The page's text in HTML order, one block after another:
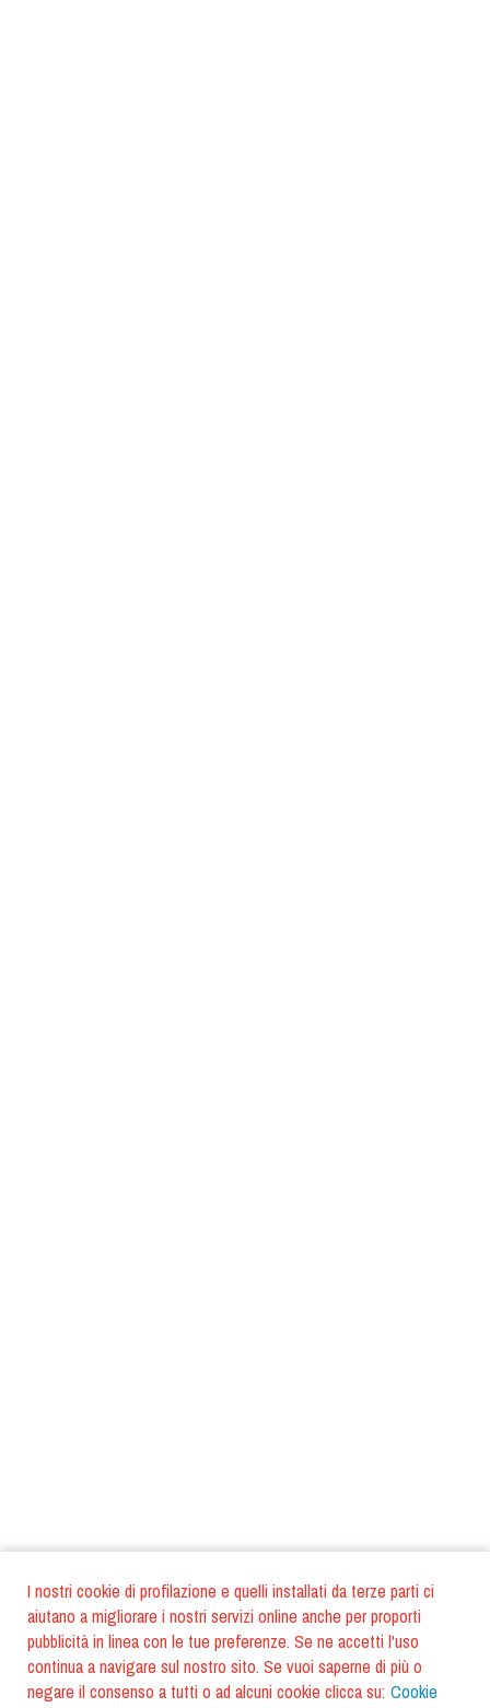
I nostri cookie di profilazione e quelli installati da terze parti ci
aiutano a migliorare i nostri servizi online anche per proporti
pubblicità in linea con le tue preferenze. Se ne accetti l'uso
continua a navigare sul nostro sito. Se vuoi saperne di più o
negare il consenso a tutti o ad alcuni cookie clicca su: Cookie